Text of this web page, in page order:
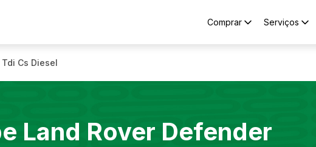
Comprar Serviços
Tdi Cs Diesel
Land Rover Defender